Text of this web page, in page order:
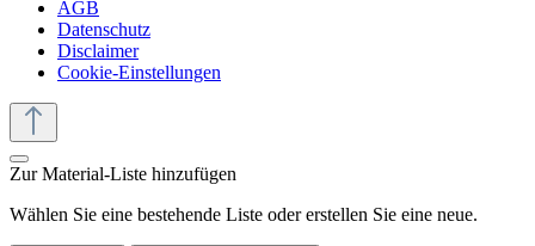
AGB
Datenschutz
Disclaimer
Cookie-Einstellungen
Zur Material-Liste hinzufügen
Wählen Sie eine bestehende Liste oder erstellen Sie eine neue.